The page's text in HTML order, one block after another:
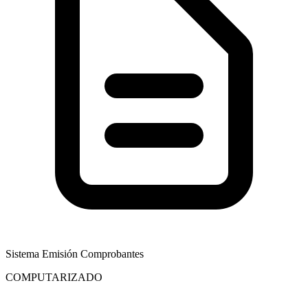
Sistema Emisión Comprobantes
COMPUTARIZADO